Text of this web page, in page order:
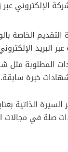
الإلكتروني
التقديم الخاصة
عبر البريد
المطلوبة مثل
خبرة سابقة.
الذاتية
صلة في مجالات